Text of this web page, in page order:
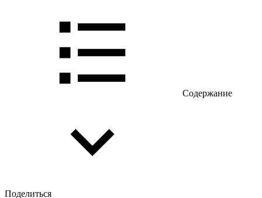
Содержание
Поделиться